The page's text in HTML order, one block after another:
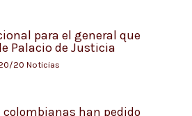
para el general que
Palacio de Justicia
20 Noticias